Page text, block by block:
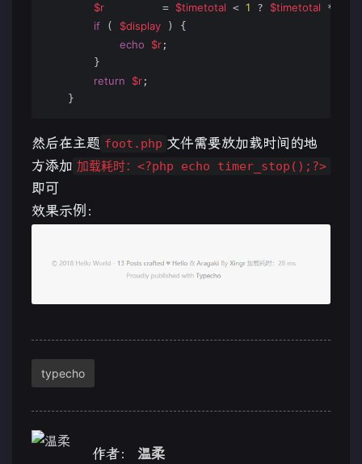
$r
         =
$timetotal < 1 ? $timetotal *
if ( $display ) {
echo $r ;
        }
return $r ;
    }
然后在主题 foot.php 文件需要放加载时间的地
方添加 加载耗时：<?php echo timer_stop();?>
即可
效果示例：
typecho
作者： 温柔